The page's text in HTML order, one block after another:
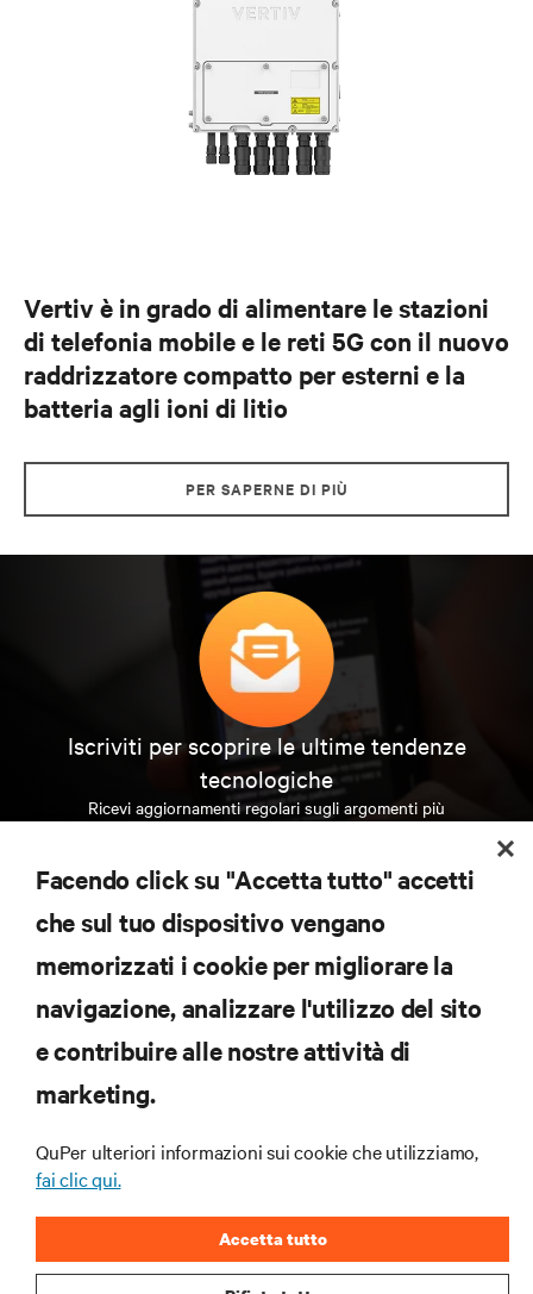
Vertiv è in grado di alimentare le stazioni
di telefonia mobile e le reti 5G con il nuovo
raddrizzatore compatto per esterni e la
batteria agli ioni di litio
PER SAPERNE DI PIÙ
Iscriviti per scoprire le ultime tendenze
tecnologiche
Ricevi aggiornamenti regolari sugli argomenti più
data center e infrastrutture.
ISCRIVITI SUBITO
RISORSE
SUPPORTO
AZIENDA
Facendo click su "Accetta tutto" accetti
che sul tuo dispositivo vengano
memorizzati i cookie per migliorare la
navigazione, analizzare l'utilizzo del sito
e contribuire alle nostre attività di
marketing.
QuPer ulteriori informazioni sui cookie che utilizziamo,
fai clic qui.
Accetta tutto